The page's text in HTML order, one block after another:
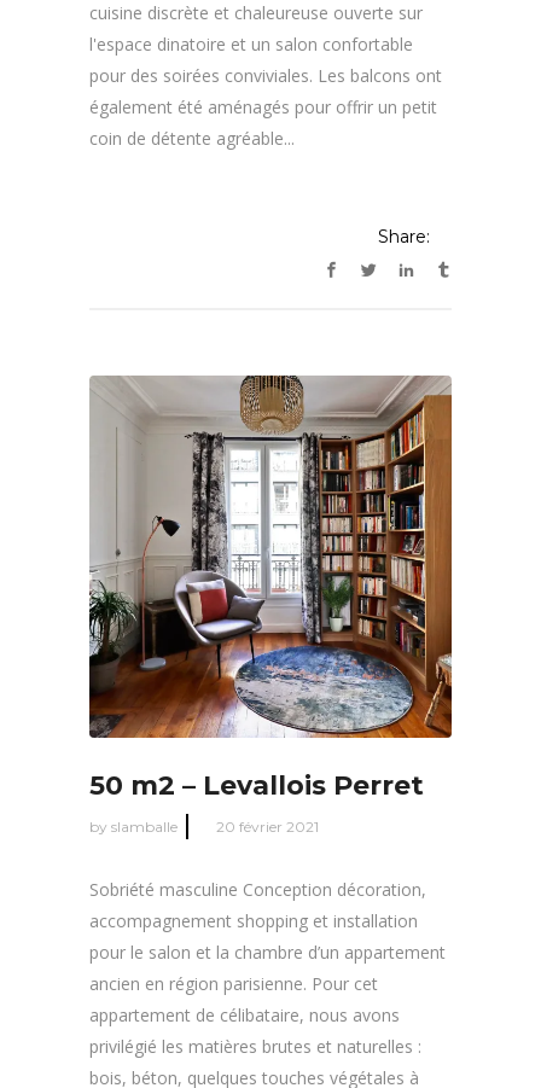
cuisine discrète et chaleureuse ouverte sur
l'espace dinatoire et un salon confortable
pour des soirées conviviales. Les balcons ont
également été aménagés pour offrir un petit
coin de détente agréable...
Share:
50 m2 – Levallois Perret
by slamballe 20 février 2021
Sobriété masculine Conception décoration,
accompagnement shopping et installation
pour le salon et la chambre d’un appartement
ancien en région parisienne. Pour cet
appartement de célibataire, nous avons
privilégié les matières brutes et naturelles :
bois, béton, quelques touches végétales à